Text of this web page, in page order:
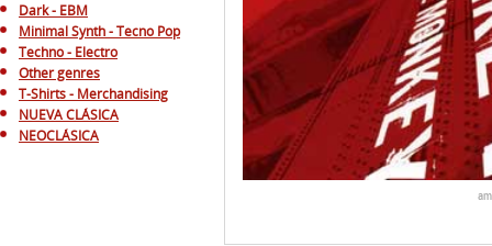
Dark - EBM
Minimal Synth - Tecno Pop
Techno - Electro
Other genres
T-Shirts - Merchandising
NUEVA CLÁSICA
NEOCLÁSICA